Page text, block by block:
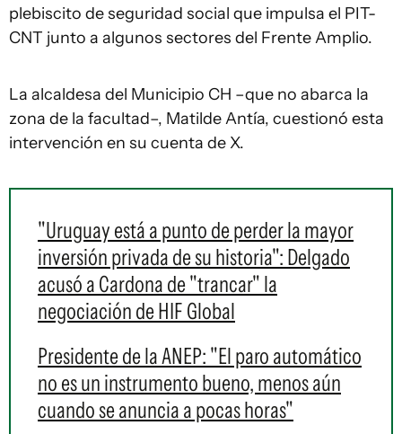
plebiscito de seguridad social que impulsa el PIT-
CNT junto a algunos sectores del Frente Amplio.
La alcaldesa del Municipio CH –que no abarca la
zona de la facultad–, Matilde Antía, cuestionó esta
intervención en su cuenta de X.
"Uruguay está a punto de perder la mayor
inversión privada de su historia": Delgado
acusó a Cardona de "trancar" la
negociación de HIF Global
Presidente de la ANEP: "El paro automático
no es un instrumento bueno, menos aún
cuando se anuncia a pocas horas"